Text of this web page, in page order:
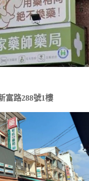
富路288號1樓